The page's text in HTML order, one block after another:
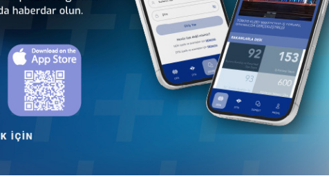
TEDARİKTE "HIZ VE ÖLÇEK" İÇİN İŞ BİRLİĞİNİ GÜÇLENDİRELİM
İSTANBUL’DA GERÇEKLEŞTİRİLDİ